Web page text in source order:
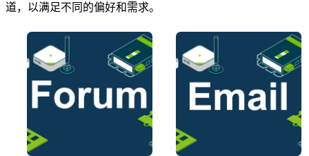
道，以满足不同的偏好和需求。